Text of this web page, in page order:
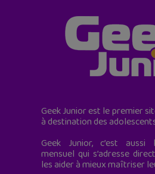
Geek Junior est le premier
à destination des
Geek Junior, c’est
mensuel qui s’adresse
les aider à mieux maîtriser